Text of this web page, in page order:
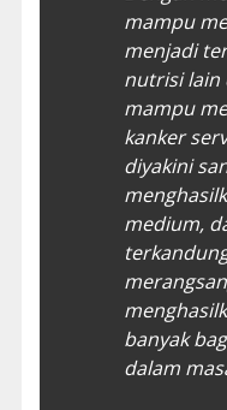
mampu
menjadi
nutrisi lain
mampu
kanker
diyakini
medium,
banyak
dalam